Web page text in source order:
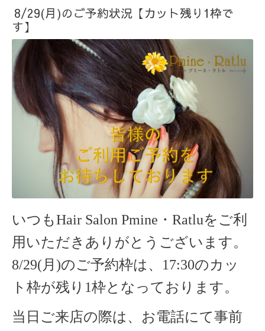
8/29(月)のご予約状況【カット残り1枠で
す】
いつもHair Salon Pmine・Ratluをご利
用いただきありがとうございます。
8/29(月)のご予約枠は、17:30のカッ
ト枠が残り1枠となっております。
当日ご来店の際は、お電話にて事前